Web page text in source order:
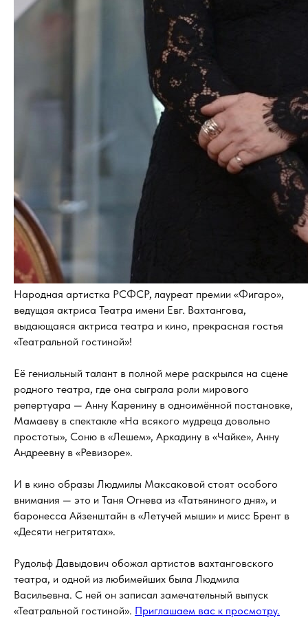
Народная артистка РСФСР, лауреат премии «Фигаро»,
ведущая актриса Театра имени Евг. Вахтангова,
выдающаяся актриса театра и кино, прекрасная гостья
«Театральной гостиной»!
Её гениальный талант в полной мере раскрылся на сцене
родного театра, где она сыграла роли мирового
репертуара — Анну Каренину в одноимённой постановке,
Мамаеву в спектакле «На всякого мудреца довольно
простоты», Соню в «Лешем», Аркадину в «Чайке», Анну
Андреевну в «Ревизоре».
И в кино образы Людмилы Максаковой стоят особого
внимания — это и Таня Огнева из «Татьяниного дня», и
баронесса Айзенштайн в «Летучей мыши» и мисс Брент в
«Десяти негритятах».
Рудольф Давыдович обожал артистов вахтанговского
театра, и одной из любимейших была Людмила
Васильевна. С ней он записал замечательный выпуск
«Театральной гостиной». Приглашаем вас к просмотру.